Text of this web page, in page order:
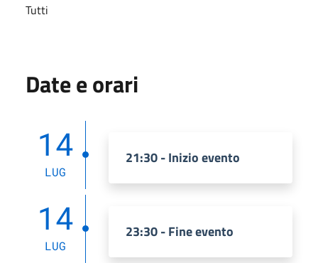
Tutti
Date e orari
14
LUG
21:30 - Inizio evento
14
LUG
23:30 - Fine evento